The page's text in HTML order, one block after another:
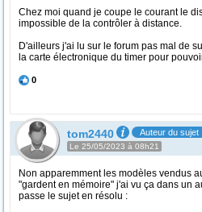
Chez moi quand je coupe le courant le
impossible de la contrôler à distance.
D'ailleurs j'ai lu sur le forum pas mal de
la carte électronique du timer pour
0
tom2440 Auteur du sujet
Le 25/05/2023 à 08h21
Non apparemment les modèles vendus
"gardent en mémoire" j'ai vu ça dans un
passe le sujet en résolu :